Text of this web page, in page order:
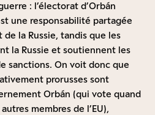
: l’électorat d’Orbán
une responsabilité partagée
de la Russie, tandis que les
la Russie et soutiennent les
sanctions. On voit donc que
prorusses sont
Orbán (qui vote quand
membres de l’EU),